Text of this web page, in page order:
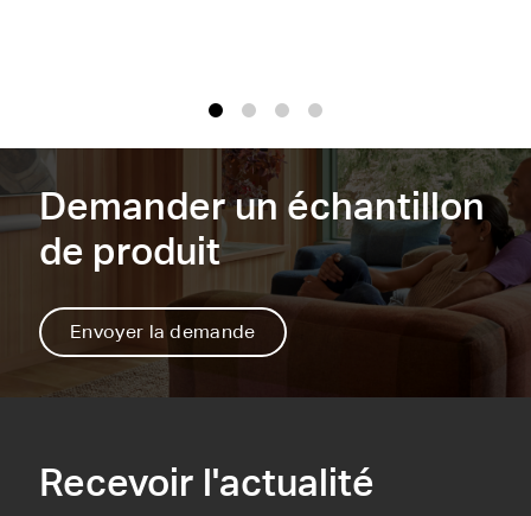
Demander un échantillon
de produit
Envoyer la demande
Recevoir l'actualité